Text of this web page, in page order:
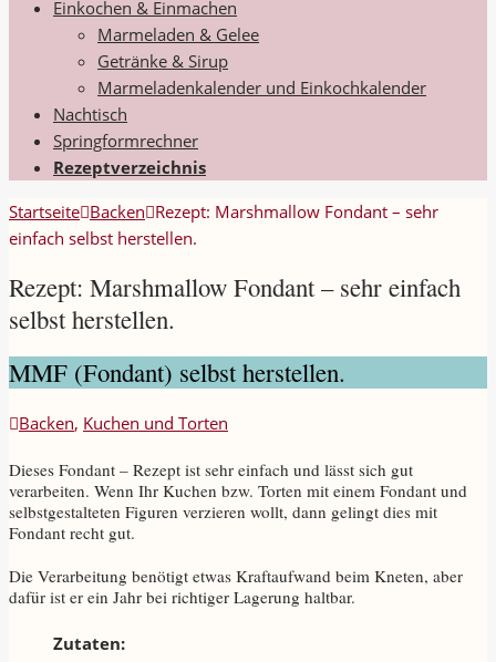
Einkochen & Einmachen
Marmeladen & Gelee
Getränke & Sirup
Marmeladenkalender und Einkochkalender
Nachtisch
Springformrechner
Rezeptverzeichnis
Startseite Backen Rezept: Marshmallow Fondant – sehr
einfach selbst herstellen.
Rezept: Marshmallow Fondant – sehr einfach
selbst herstellen.
MMF (Fondant) selbst herstellen.
Backen, Kuchen und Torten
Dieses Fondant – Rezept ist sehr einfach und lässt sich gut
verarbeiten. Wenn Ihr Kuchen bzw. Torten mit einem Fondant und
selbstgestalteten Figuren verzieren wollt, dann gelingt dies mit
Fondant recht gut.
Die Verarbeitung benötigt etwas Kraftaufwand beim Kneten, aber
dafür ist er ein Jahr bei richtiger Lagerung haltbar.
Zutaten: